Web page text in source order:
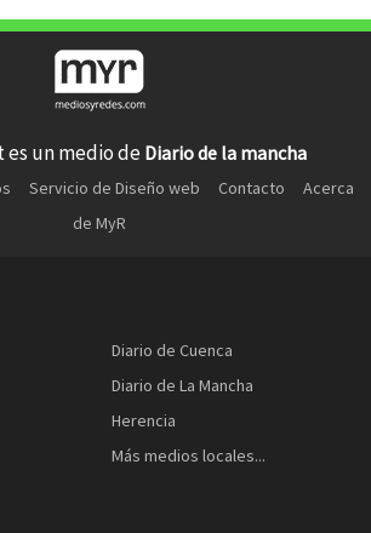
es un medio de Diario de la mancha
Servicio de Diseño web Contacto
Acerca
de MyR
Diario de Cuenca
Diario de La Mancha
Herencia
Más medios locales...